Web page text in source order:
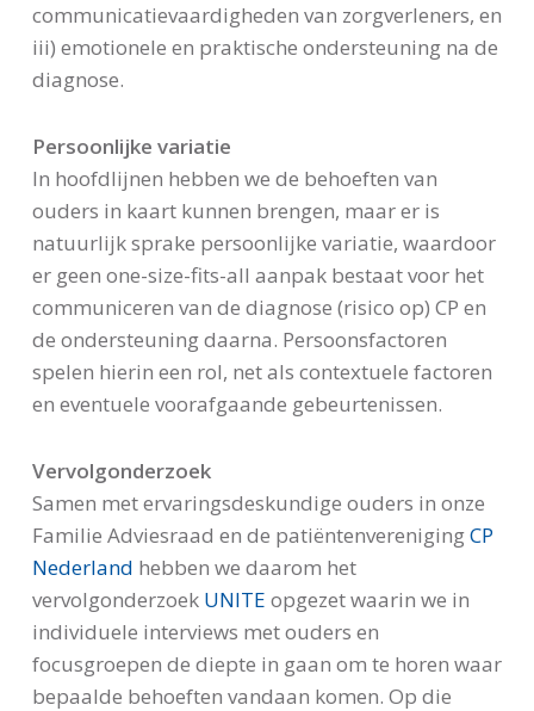
communicatievaardigheden van zorgverleners, en
iii) emotionele en praktische ondersteuning na de
diagnose.
Persoonlijke variatie
In hoofdlijnen hebben we de behoeften van
ouders in kaart kunnen brengen, maar er is
natuurlijk sprake persoonlijke variatie, waardoor
er geen one-size-fits-all aanpak bestaat voor het
communiceren van de diagnose (risico op) CP en
de ondersteuning daarna. Persoonsfactoren
spelen hierin een rol, net als contextuele factoren
en eventuele voorafgaande gebeurtenissen.
Vervolgonderzoek
Samen met ervaringsdeskundige ouders in onze
Familie Adviesraad en de patiëntenverenigingCP
Nederland hebben we daarom het
vervolgonderzoek UNITE opgezet waarin we in
individuele interviews met ouders en
focusgroepen de diepte in gaan om te horen waar
bepaalde behoeften vandaan komen. Op die